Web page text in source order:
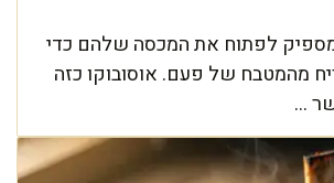
לפתוח את המכסה שלהם כדי
מהמטבח של פעם. אוסובוקו כזה
...